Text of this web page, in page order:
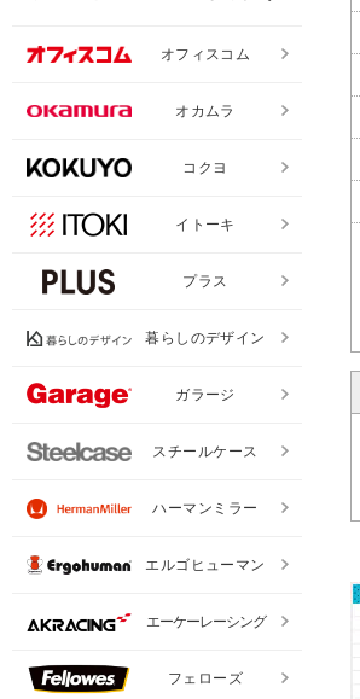
オフィスコム
オカムラ
コクヨ
イトーキ
プラス
暮らしのデザイン
ガラージ
スチールケース
ハーマンミラー
エルゴヒューマン
エーケーレーシング
フェローズ